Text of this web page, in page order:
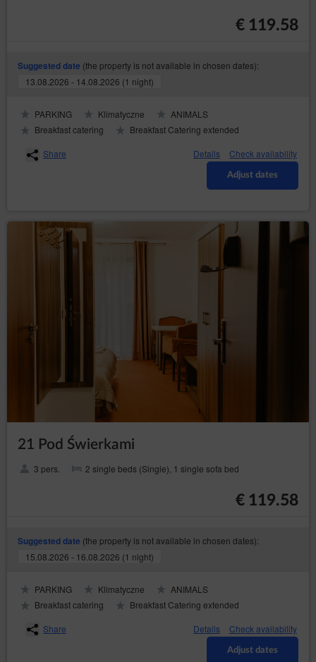
€ 119.58
Suggested date (the property is not available in chosen dates):
13.08.2026 - 14.08.2026 (1 night)
PARKING Klimatyczne
ANIMALS
Breakfast catering
Breakfast Catering extended
Share
Details Check availability
Adjust dates
21 Pod Świerkami
3 pers. 2 single beds (Single), 1 single sofa bed
€ 119.58
Suggested date (the property is not available in chosen dates):
15.08.2026 - 16.08.2026 (1 night)
PARKING Klimatyczne
ANIMALS
Breakfast catering
Breakfast Catering extended
Share
Details Check availability
Adjust dates